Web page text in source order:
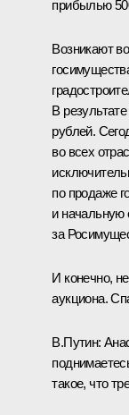
прибылью
Возникают
В
рублей.
во всех
по продаже
и начальную
за
И конечно,
аукциона.
В.Путин:
такое, что